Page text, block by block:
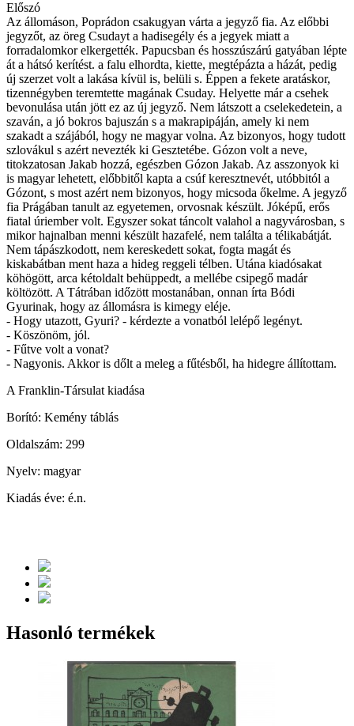
Előszó
Az állomáson, Poprádon csakugyan várta a jegyző fia. Az előbbi
jegyzőt, az öreg Csudayt a hadisegély és a jegyek miatt a
forradalomkor elkergették. Papucsban és hosszúszárú gatyában lépte
át a hátsó kerítést. a falu elhordta, kiette, megtépázta a házát, pedig
új szerzet volt a lakása kívül is, belüli s. Éppen a fekete aratáskor,
tizennégyben teremtette magának Csuday. Helyette már a csehek
bevonulása után jött ez az új jegyző. Nem látszott a cselekedetein, a
szaván, a jó bokros bajuszán s a makrapipáján, amely ki nem
szakadt a szájából, hogy ne magyar volna. Az bizonyos, hogy tudott
szlovákul s azért nevezték ki Gesztetébe. Gózon volt a neve,
titokzatosan Jakab hozzá, egészben Gózon Jakab. Az asszonyok ki
is magyar lehetett, előbbitől kapta a csúf keresztnevét, utóbbitól a
Gózont, s most azért nem bizonyos, hogy micsoda őkelme. A jegyző
fia Prágában tanult az egyetemen, orvosnak készült. Jóképű, erős
fiatal úriember volt. Egyszer sokat táncolt valahol a nagyvárosban, s
mikor hajnalban menni készült hazafelé, nem találta a télikabátját.
Nem tápászkodott, nem kereskedett sokat, fogta magát és
kiskabátban ment haza a hideg reggeli télben. Utána kiadósakat
köhögött, arca kétoldalt behüppedt, a mellébe csipegő madár
költözött. A Tátrában időzött mostanában, onnan írta Bódi
Gyurinak, hogy az állomásra is kimegy eléje.
- Hogy utazott, Gyuri? - kérdezte a vonatból lelépő legényt.
- Köszönöm, jól.
- Fűtve volt a vonat?
- Nagyonis. Akkor is dőlt a meleg a fűtésből, ha hidegre állítottam.
A Franklin-Társulat kiadása
Borító: Kemény táblás
Oldalszám: 299
Nyelv: magyar
Kiadás éve: é.n.
Hasonló termékek